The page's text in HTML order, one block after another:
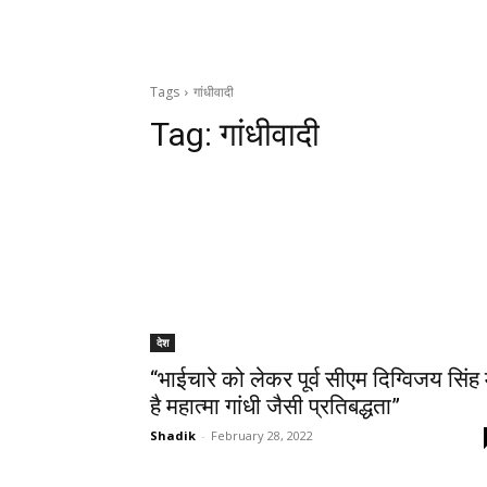
Tags गांधीवादी
Tag:गांधीवादी
देश
“भाईचारे को लेकर पूर्व सीएम दिग्विजय सिंह
है महात्मा गांधी जैसी प्रतिबद्धता”
Shadik - February 28, 2022